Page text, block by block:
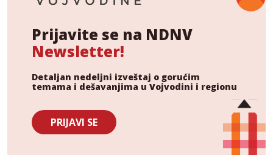
Prijavite se na NDNV
Newsletter!
Detaljan nedeljni izveštaj o gorućim
temama i dešavanjima u Vojvodini i regionu
PRIJAVI SE